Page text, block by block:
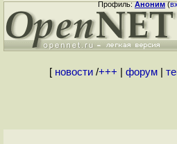
Профиль:Аноним(
[ новости/+++ форум|